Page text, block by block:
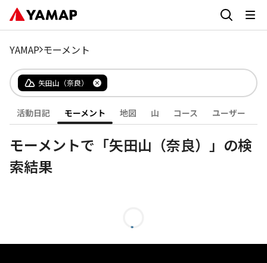
YAMAP モーメント
矢田山（奈良）
活動日記 モーメント 地図 山 コース ユーザー
モーメントで「矢田山（奈良）」の検
索結果